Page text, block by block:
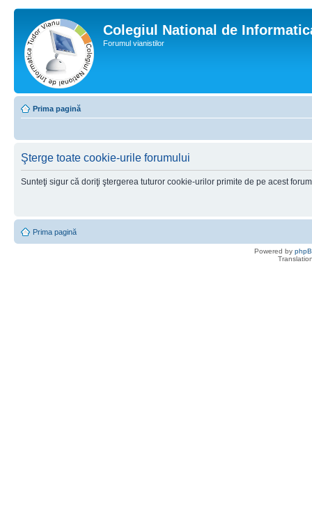
Colegiul National de
Forumul vianistilor
Prima pagină
Şterge toate cookie-urile forumului
Sunteţi sigur că doriţi ştergerea tuturor cookie-urilor primite de pe acest
Prima pagină
Powered by